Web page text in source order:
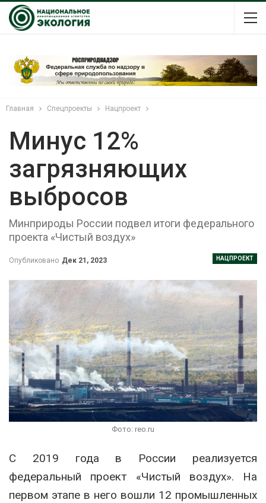
Главная Спецпроекты Нацпроект
Минус 12%
загрязняющих
выбросов
Минприроды России подвел итоги федерального
проекта «Чистый воздух»
НАЦПРОЕКТ
Опубликовано Дек 21, 2023
Фото: reo.ru
С 2019 года в России реализуется
федеральный проект «Чистый воздух». На
первом этапе в него вошли 12 промышленных